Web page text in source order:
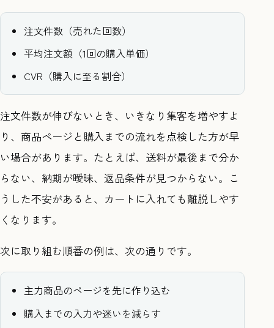
注文件数（売れた回数）
平均注文額（1回の購入単価）
CVR（購入に至る割合）
注文件数が伸びないとき、いきなり集客を増やすよ
り、商品ページと購入までの流れを点検した方が早
い場合があります。たとえば、送料が最後まで分か
らない、納期が曖昧、返品条件が見つからない。こ
うした不安があると、カートに入れても離脱しやす
くなります。
次に取り組む順番の例は、次の通りです。
主力商品のページを先に作り込む
購入までの入力や迷いを減らす